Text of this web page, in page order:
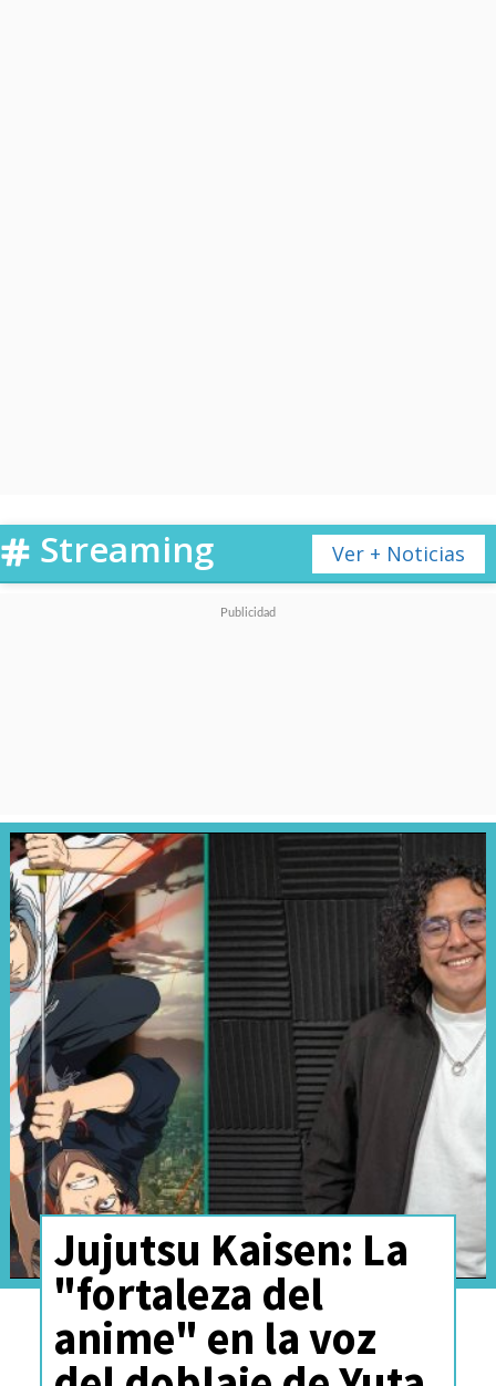
Ver + Noticias
Streaming
Jujutsu Kaisen: La
"fortaleza del
anime" en la voz